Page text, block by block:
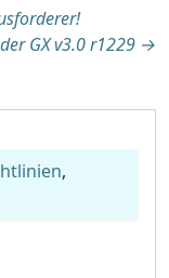
GX v3.0 r1229 →
,